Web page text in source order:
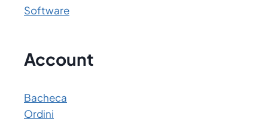
Software
Account
Bacheca
Ordini